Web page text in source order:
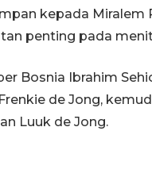
kepada Miralem
penting pada
Bosnia Ibrahim
de Jong,
Luuk de Jong.